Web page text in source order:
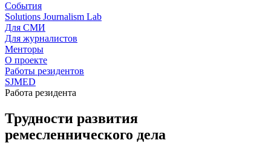
События
Solutions Journalism Lab
Для СМИ
Для журналистов
Менторы
О проекте
Работы резидентов
SJMED
Работа резидента
Трудности развития
ремесленнического дела